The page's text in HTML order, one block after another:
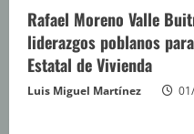
Rafael Moreno Valle
liderazgos poblanos
Estatal de Vivienda
Luis Miguel Martínez